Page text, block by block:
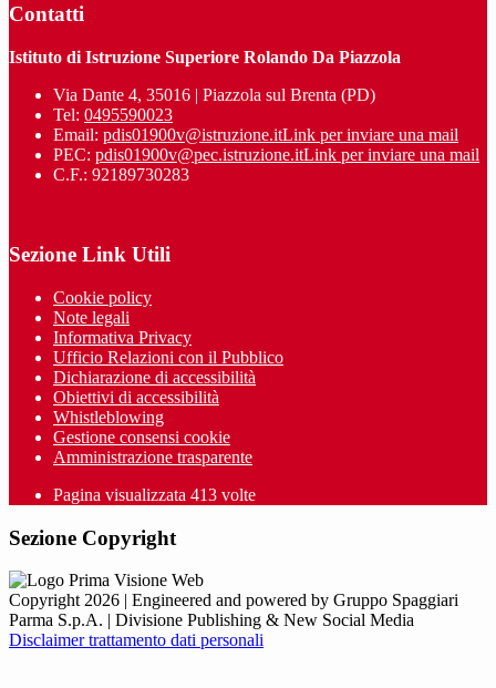
Contatti
Istituto di Istruzione Superiore Rolando Da Piazzola
Via Dante 4, 35016 | Piazzola sul Brenta (PD)
Tel: 0495590023
Email: pdis01900v@istruzione.itLink per inviare una mail
PEC: pdis01900v@pec.istruzione.itLink per inviare una mail
C.F.: 92189730283
Sezione Link Utili
Cookie policy
Note legali
Informativa Privacy
Ufficio Relazioni con il Pubblico
Dichiarazione di accessibilità
Obiettivi di accessibilità
Whistleblowing
Gestione consensi cookie
Amministrazione trasparente
Pagina visualizzata 413 volte
Sezione Copyright
Copyright 2026 | Engineered and powered by Gruppo Spaggiari
Parma S.p.A. | Divisione Publishing & New Social Media
Disclaimer trattamento dati personali